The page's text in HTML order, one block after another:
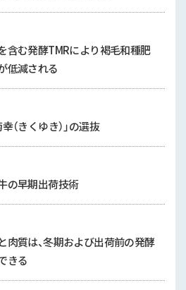
含む発酵TMRにより褐毛和種肥
低減される
（きくゆき）」の選抜
の早期出荷技術
肉質は、冬期および出荷前の発酵
きる